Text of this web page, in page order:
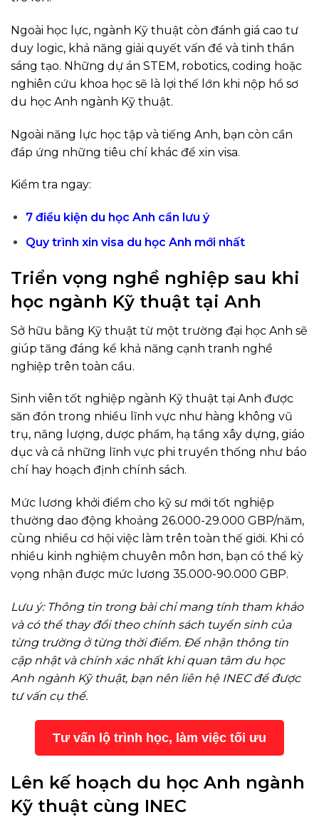
Ngoài học lực, ngành Kỹ thuật còn đánh giá cao tư
duy logic, khả năng giải quyết vấn đề và tinh thần
sáng tạo. Những dự án STEM, robotics, coding hoặc
nghiên cứu khoa học sẽ là lợi thế lớn khi nộp hồ sơ
du học Anh ngành Kỹ thuật.
Ngoài năng lực học tập và tiếng Anh, bạn còn cần
đáp ứng những tiêu chí khác để xin visa.
Kiểm tra ngay:
7 điều kiện du học Anh cần lưu ý
Quy trình xin visa du học Anh mới nhất
Triển vọng nghề nghiệp sau khi
học ngành Kỹ thuật tại Anh
Sở hữu bằng Kỹ thuật từ một trường đại học Anh sẽ
giúp tăng đáng kể khả năng cạnh tranh nghề
nghiệp trên toàn cầu.
Sinh viên tốt nghiệp ngành Kỹ thuật tại Anh được
săn đón trong nhiều lĩnh vực như hàng không vũ
trụ, năng lượng, dược phẩm, hạ tầng xây dựng, giáo
dục và cả những lĩnh vực phi truyền thống như báo
chí hay hoạch định chính sách.
Mức lương khởi điểm cho kỹ sư mới tốt nghiệp
thường dao động khoảng 26.000-29.000 GBP/năm,
cùng nhiều cơ hội việc làm trên toàn thế giới. Khi có
nhiều kinh nghiệm chuyên môn hơn, bạn có thể kỳ
vọng nhận được mức lương 35.000-90.000 GBP.
Lưu ý: Thông tin trong bài chỉ mang tính tham khảo
và có thể thay đổi theo chính sách tuyển sinh của
từng trường ở từng thời điểm. Để nhận thông tin
cập nhật và chính xác nhất khi quan tâm du học
Anh ngành Kỹ thuật, bạn nên liên hệ INEC để được
tư vấn cụ thể.
Tư vấn lộ trình học, làm việc tối ưu
Lên kế hoạch du học Anh ngành
Kỹ thuật cùng INEC